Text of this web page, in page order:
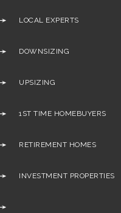
LOCAL EXPERTS
DOWNSIZING
UPSIZING
1ST TIME HOMEBUYERS
RETIREMENT HOMES
INVESTMENT PROPERTIES